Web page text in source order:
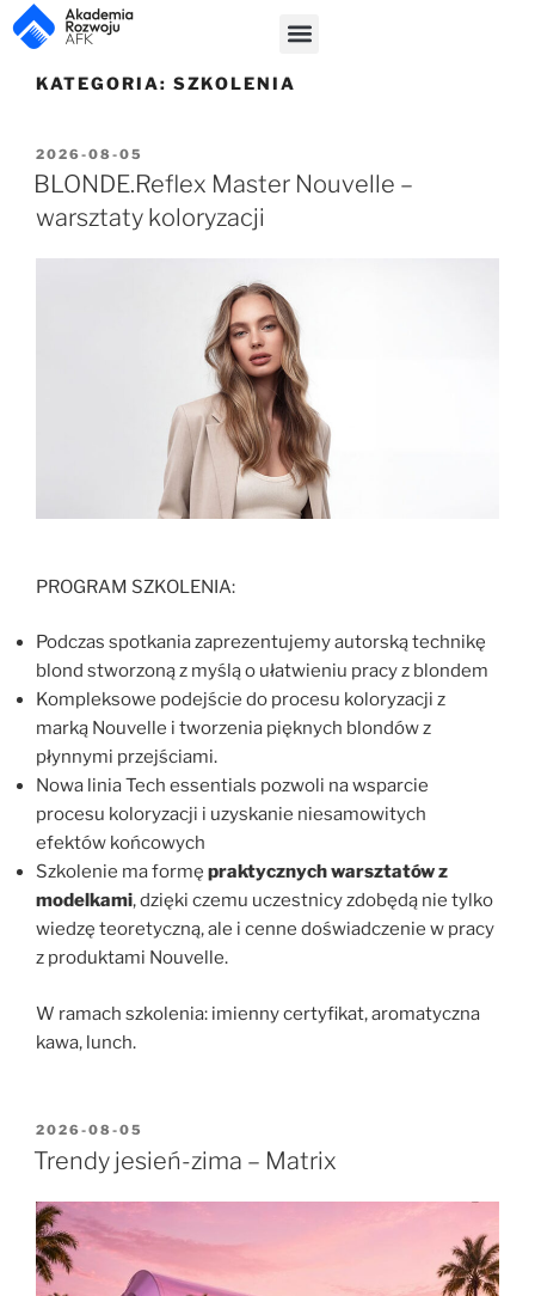
KATEGORIA: SZKOLENIA
2026-08-05
BLONDE.Reflex Master Nouvelle –
warsztaty koloryzacji
PROGRAM SZKOLENIA:
Podczas spotkania zaprezentujemy autorską technikę
blond stworzoną z myślą o ułatwieniu pracy z blondem
Kompleksowe podejście do procesu koloryzacji z
marką Nouvelle i tworzenia pięknych blondów z
płynnymi przejściami.
Nowa linia Tech essentials pozwoli na wsparcie
procesu koloryzacji i uzyskanie niesamowitych
efektów końcowych
Szkolenie ma formę praktycznych warsztatów z
modelkami, dzięki czemu uczestnicy zdobędą nie tylko
wiedzę teoretyczną, ale i cenne doświadczenie w pracy
z produktami Nouvelle.
W ramach szkolenia: imienny certyfikat, aromatyczna
kawa, lunch.
2026-08-05
Trendy jesień-zima – Matrix